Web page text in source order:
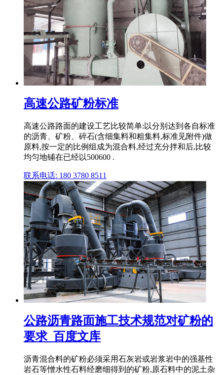
高速公路矿粉标准
高速公路路面的建设工艺比较简单:以分别达到各自标准
的沥青、矿粉、碎石(含细集料和粗集料,标准见附件)做
原料,按一定的比例组成为混合料,经过充分拌和后,比较
均匀地铺在已经以500600 .
联系电话: 180 3780 8511
公路沥青路面施工技术规范对矿粉的
要求_百度文库
沥青混合料的矿粉必须采用石灰岩或岩浆岩中的强基性
岩石等憎水性石料经磨细得到的矿粉,原石料中的泥土杂